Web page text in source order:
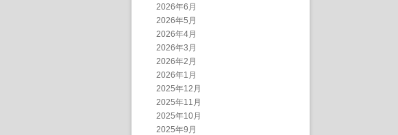
2026年6月
2026年5月
2026年4月
2026年3月
2026年2月
2026年1月
2025年12月
2025年11月
2025年10月
2025年9月